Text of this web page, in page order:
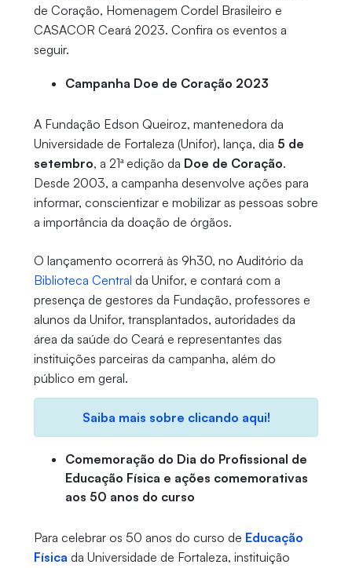
de Coração, Homenagem Cordel Brasileiro e
CASACOR Ceará 2023. Confira os eventos a
seguir.
Campanha Doe de Coração 2023
A Fundação Edson Queiroz, mantenedora da
Universidade de Fortaleza (Unifor), lança, dia 5 de
setembro, a 21ª edição da Doe de Coração.
Desde 2003, a campanha desenvolve ações para
informar, conscientizar e mobilizar as pessoas sobre
a importância da doação de órgãos.
O lançamento ocorrerá às 9h30, no Auditório da
Biblioteca Central da Unifor, e contará com a
presença de gestores da Fundação, professores e
alunos da Unifor, transplantados, autoridades da
área da saúde do Ceará e representantes das
instituições parceiras da campanha, além do
público em geral.
Saiba mais sobre clicando aqui!
Comemoração do Dia do Profissional de
Educação Física e ações comemorativas
aos 50 anos do curso
Para celebrar os 50 anos do curso de Educação
Física da Universidade de Fortaleza, instituição